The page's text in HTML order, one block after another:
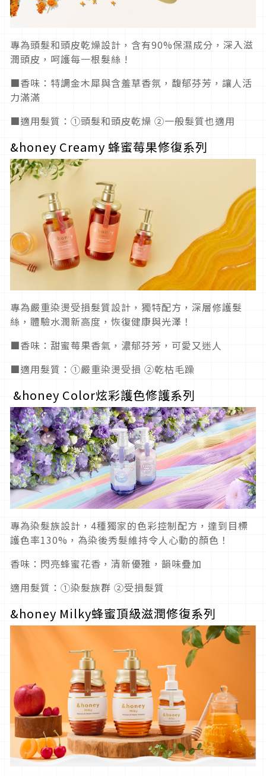
專為頭髮和頭皮乾燥設計，含有90%保濕成分，深入滋
潤頭皮，呵護每一根髮絲 !
■香味：特調金木犀與含羞草香氛，馥郁芬芳，讓人活
力滿滿
■適用髮質：①頭髮和頭皮乾燥 ②一般髮質也適用
&honey Creamy 蜂蜜莓果修復系列
專為嚴重染燙受損髮質設計，獨特配方，深層修護髮
絲，體驗水潤新高度，恢復健康與光澤！
■香味：甜蜜莓果香氣，濃郁芬芳，可愛又迷人
■適用髮質：①嚴重染燙受損 ②乾枯毛躁
&honey Color炫彩護色修護系列
專為染髮族設計，4種獨家的色彩控制配方，達到目標
護色率130%，為染後秀髮維持令人心動的顏色！
香味：閃亮蜂蜜花香，清新優雅，韻味疊加
適用髮質：①染髮族群 ②受損髮質
&honey Milky蜂蜜頂級滋潤修復系列